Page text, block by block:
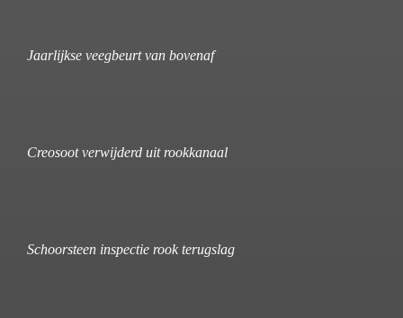
Jaarlijkse veegbeurt van bovenaf
Creosoot verwijderd uit rookkanaal
Schoorsteen inspectie rook terugslag